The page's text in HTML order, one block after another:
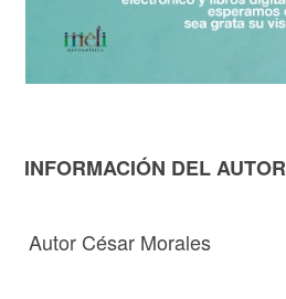
INFORMACIÓN DEL AUTOR
Autor César Morales